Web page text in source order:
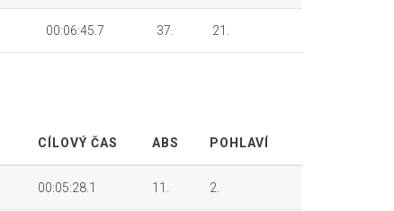
00:06:45.7 37. 21.
CÍLOVÝ ČAS ABS POHLAVÍ
00:05:28.1 11. 2.